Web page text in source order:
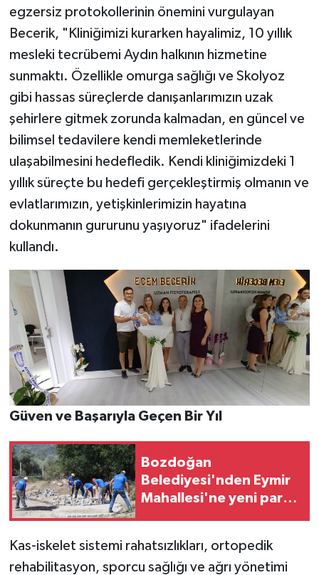
egzersiz protokollerinin önemini vurgulayan
Becerik, "Kliniğimizi kurarken hayalimiz, 10 yıllık
mesleki tecrübemi Aydın halkının hizmetine
sunmaktı. Özellikle omurga sağlığı ve Skolyoz
gibi hassas süreçlerde danışanlarımızın uzak
şehirlere gitmek zorunda kalmadan, en güncel ve
bilimsel tedavilere kendi memleketlerinde
ulaşabilmesini hedefledik. Kendi kliniğimizdeki 1
yıllık süreçte bu hedefi gerçekleştirmiş olmanın ve
evlatlarımızın, yetişkinlerimizin hayatına
dokunmanın gururunu yaşıyoruz" ifadelerini
kullandı.
Güven ve Başarıyla Geçen Bir Yıl
Bozdoğan
Belediyesi'nden Eymir
Mahallesi'ne yeni parke
Kas-iskelet sistemi rahatsızlıkları, ortopedik
rehabilitasyon, sporcu sağlığı ve ağrı yönetimi